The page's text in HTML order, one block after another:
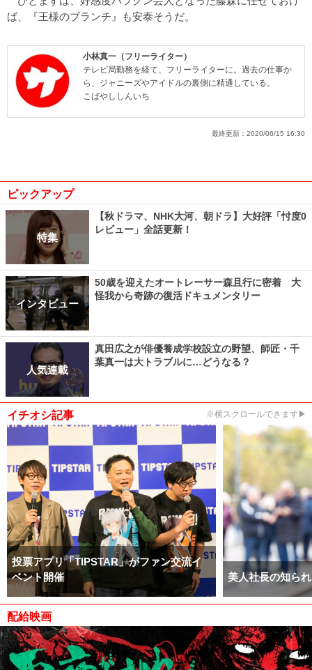
ば、『王様のブランチ』も安泰そうだ。
小林真一（フリーライター）
テレビ局勤務を経て、フリーライターに。過去の仕事か
ら、ジャニーズやアイドルの裏側に精通している。
こばやししんいち
最終更新： 2020/06/15 16:30
ピックアップ
特集
【秋ドラマ、NHK大河、朝ドラ】大好評「忖度0
レビュー」全話更新！
インタビュー
50歳を迎えたオートレーサー森且行に密着 大
怪我から奇跡の復活ドキュメンタリー
人気連載
真田広之が俳優養成学校設立の野望、師匠・千
葉真一は大トラブルに…どうなる？
イチオシ記事 ※横スクロールできます▶
投票アプリ「TIPSTAR」がファン交流イ
ベント開催
美人社長の知ら
配給映画